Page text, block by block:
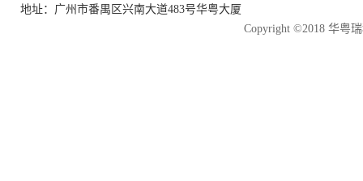
地址：广州市番禺区兴南大道483号华粤大厦
Copyright ©2018 华粤